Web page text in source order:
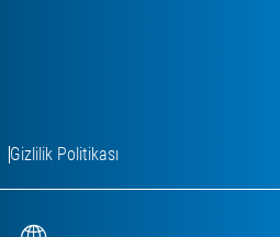
Gizlilik Politikası